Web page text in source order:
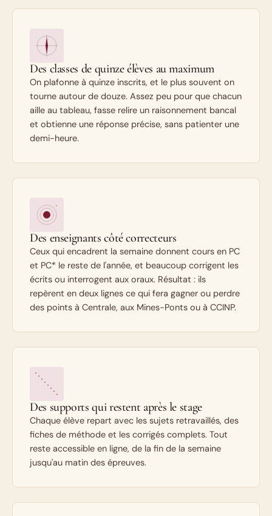
Des classes de quinze élèves au maximum
On plafonne à quinze inscrits, et le plus souvent on
tourne autour de douze. Assez peu pour que chacun
aille au tableau, fasse relire un raisonnement bancal
et obtienne une réponse précise, sans patienter une
demi-heure.
Des enseignants côté correcteurs
Ceux qui encadrent la semaine donnent cours en PC
et PC* le reste de l'année, et beaucoup corrigent les
écrits ou interrogent aux oraux. Résultat : ils
repèrent en deux lignes ce qui fera gagner ou perdre
des points à Centrale, aux Mines-Ponts ou à CCINP.
Des supports qui restent après le stage
Chaque élève repart avec les sujets retravaillés, des
fiches de méthode et les corrigés complets. Tout
reste accessible en ligne, de la fin de la semaine
jusqu'au matin des épreuves.